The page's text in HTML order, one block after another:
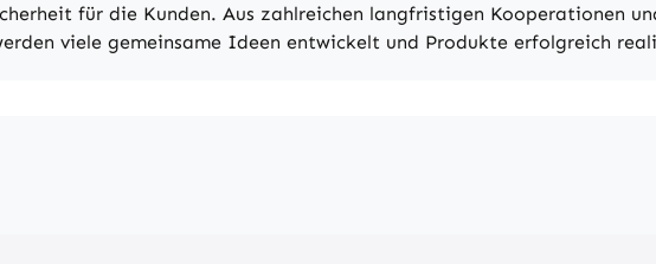
für die Kunden. Aus zahlreichen langfristigen Kooperationen
viele gemeinsame Ideen entwickelt und Produkte erfolgreich